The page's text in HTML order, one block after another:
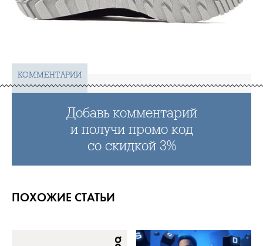
КОММЕНТАРИИ
Добавь комментарий
и получи промо код
со скидкой 3%
ПОХОЖИЕ СТАТЬИ